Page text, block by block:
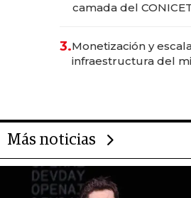
camada del
3.Monetización y
infraestructura del
Más noticias